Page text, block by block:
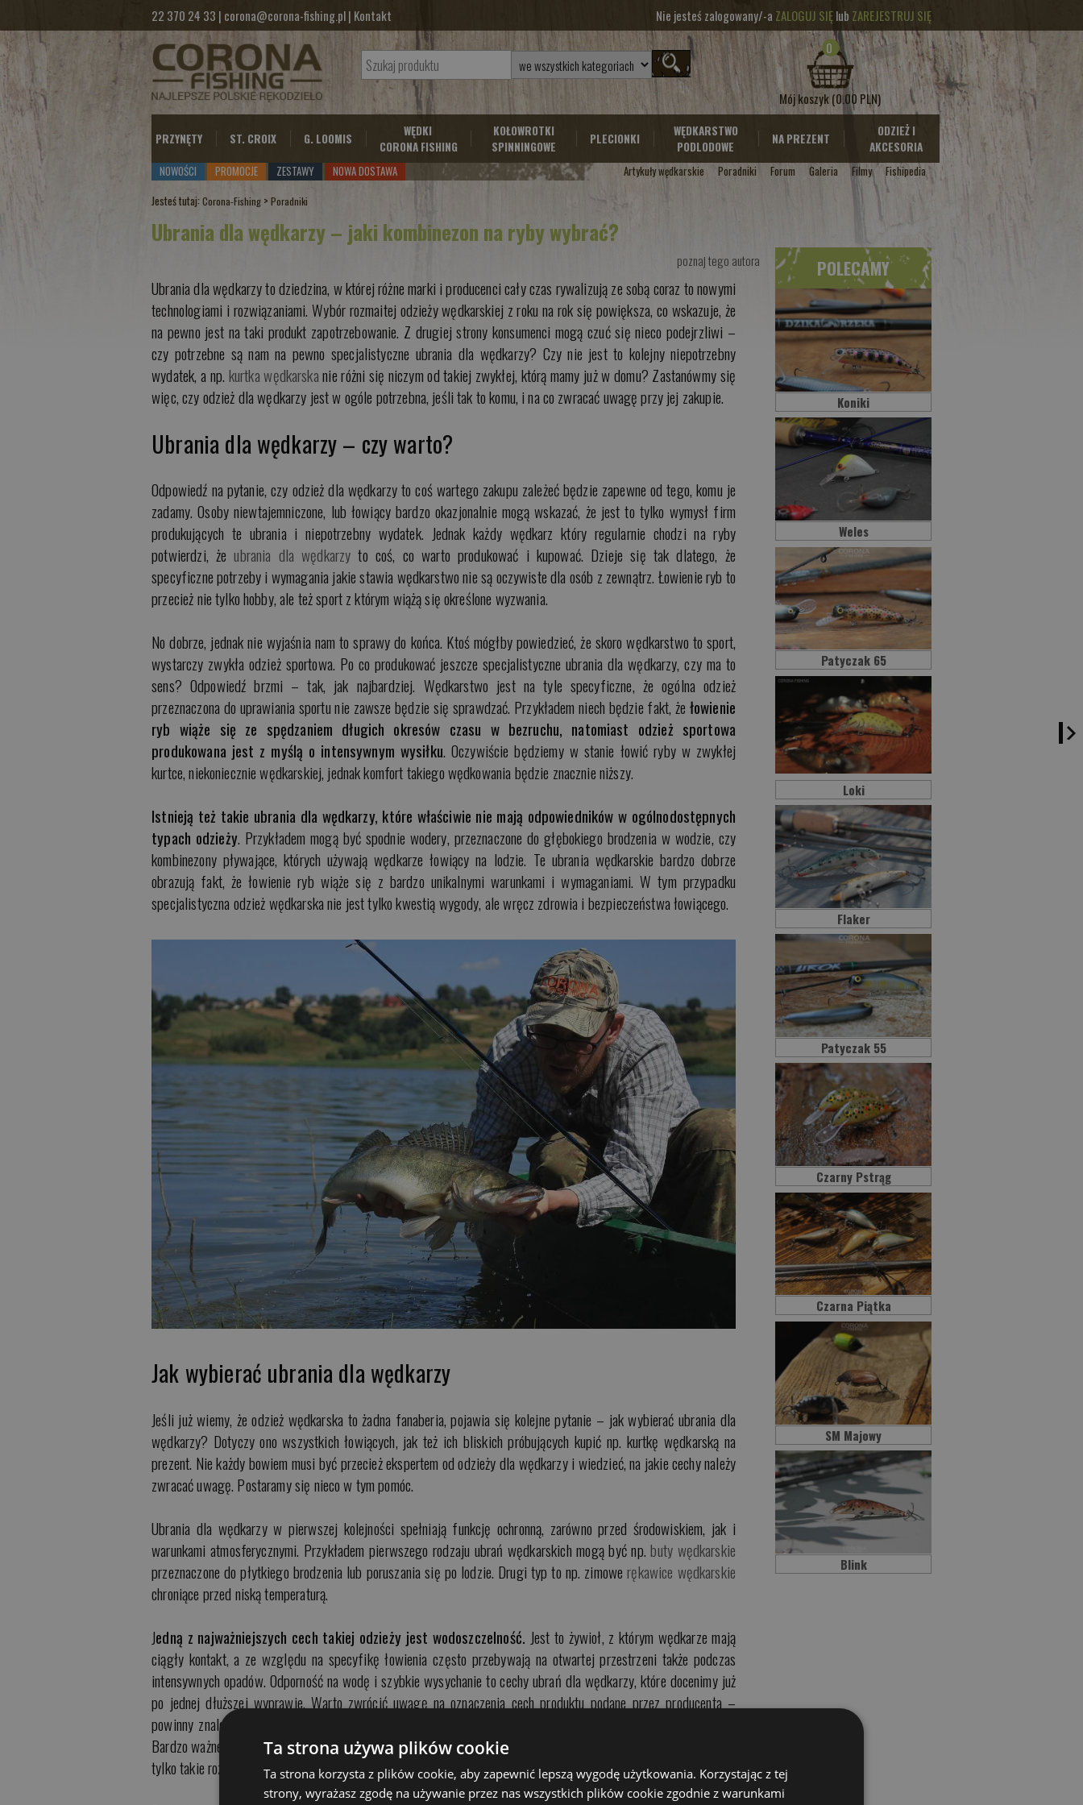
22 370 24 33 | corona@corona-fishing.pl| Kontakt Nie jesteś zalogowany/-a ZALOGUJ SIĘlub ZAREJESTRUJ SIĘ
0
Mój koszyk(0.00 PLN)
PRZYNĘTY ST. CROIX G. LOOMIS
WĘDKI
CORONA FISHING
KOŁOWROTKI
SPINNINGOWE
PLECIONKI
WĘDKARSTWO
PODLODOWE
NA PREZENT
ODZIEŻ I
AKCESORIA
NOWOŚCI
PROMOCJE ZESTAWY NOWA DOSTAWA Artykuły wędkarskie Poradniki Forum Galeria Filmy
Fishipedia
Jesteś tutaj: Corona-Fishing >Poradniki
Ubrania dla wędkarzy – jaki kombinezon na ryby wybrać?
poznaj tego autora
Ubrania dla wędkarzy to dziedzina, w której różne marki i producenci cały czas rywalizują ze sobą coraz to nowymi
technologiami i rozwiązaniami. Wybór rozmaitej odzieży wędkarskiej z roku na rok się powiększa, co wskazuje, że
na pewno jest na taki produkt zapotrzebowanie. Z drugiej strony konsumenci mogą czuć się nieco podejrzliwi –
czy potrzebne są nam na pewno specjalistyczne ubrania dla wędkarzy? Czy nie jest to kolejny niepotrzebny
wydatek, a np. kurtka wędkarskanie różni się niczym od takiej zwykłej, którą mamy już w domu? Zastanówmy się
więc, czy odzież dla wędkarzy jest w ogóle potrzebna, jeśli tak to komu, i na co zwracać uwagę przy jej zakupie.
Ubrania dla wędkarzy – czy warto?
Odpowiedź na pytanie, czy odzież dla wędkarzy to coś wartego zakupu zależeć będzie zapewne od tego, komu je
zadamy. Osoby niewtajemniczone, lub łowiący bardzo okazjonalnie mogą wskazać, że jest to tylko wymysł firm
produkujących te ubrania i niepotrzebny wydatek. Jednak każdy wędkarz który regularnie chodzi na ryby
potwierdzi, żeubrania dla wędkarzy to coś, co warto produkować i kupować. Dzieje się tak dlatego, że
specyficzne potrzeby i wymagania jakie stawia wędkarstwo nie są oczywiste dla osób z zewnątrz. Łowienie ryb to
przecież nie tylko hobby, ale też sport z którym wiążą się określone wyzwania.
No dobrze, jednak nie wyjaśnia nam to sprawy do końca. Ktoś mógłby powiedzieć, że skoro wędkarstwo to sport,
wystarczy zwykła odzież sportowa. Po co produkować jeszcze specjalistyczne ubrania dla wędkarzy, czy ma to
sens? Odpowiedź brzmi – tak, jak najbardziej. Wędkarstwo jest na tyle specyficzne, że ogólna odzież
przeznaczona do uprawiania sportu nie zawsze będzie się sprawdzać. Przykładem niech będzie fakt, że łowienie
ryb wiąże się ze spędzaniem długich okresów czasu w bezruchu, natomiast odzież sportowa
produkowana jest z myślą o intensywnym wysiłku. Oczywiście będziemy w stanie łowić ryby w zwykłej
kurtce, niekoniecznie wędkarskiej, jednak komfort takiego wędkowania będzie znacznie niższy.
Istnieją też takie ubrania dla wędkarzy, które właściwie nie mają odpowiedników w ogólnodostępnych
typach odzieży. Przykładem mogą być spodnie wodery, przeznaczone do głębokiego brodzenia w wodzie, czy
kombinezony pływające, których używają wędkarze łowiący na lodzie. Te ubrania wędkarskie bardzo dobrze
obrazują fakt, że łowienie ryb wiąże się z bardzo unikalnymi warunkami i wymaganiami. W tym przypadku
specjalistyczna odzież wędkarska nie jest tylko kwestią wygody, ale wręcz zdrowia i bezpieczeństwa łowiącego.
Jak wybierać ubrania dla wędkarzy
Jeśli już wiemy, że odzież wędkarska to żadna fanaberia, pojawia się kolejne pytanie – jak wybierać ubrania dla
wędkarzy? Dotyczy ono wszystkich łowiących, jak też ich bliskich próbujących kupić np. kurtkę wędkarską na
prezent. Nie każdy bowiem musi być przecież ekspertem od odzieży dla wędkarzy i wiedzieć, na jakie cechy należy
zwracać uwagę. Postaramy się nieco w tym pomóc.
Ubrania dla wędkarzy w pierwszej kolejności spełniają funkcję ochronną, zarówno przed środowiskiem, jak i
warunkami atmosferycznymi. Przykładem pierwszego rodzaju ubrań wędkarskich mogą być np.buty wędkarskie
przeznaczone do płytkiego brodzenia lub poruszania się po lodzie. Drugi typ to np. zimowerękawice wędkarskie
chroniące przed niską temperaturą.
Jedną z najważniejszych cech takiej odzieży jest wodoszczelność. Jest to żywioł, z którym wędkarze mają
ciągły kontakt, a ze względu na specyfikę łowienia często przebywają na otwartej przestrzeni także podczas
intensywnych opadów. Odporność na wodę i szybkie wysychanie to cechy ubrań dla wędkarzy, które docenimy już
po jednej dłuższej wyprawie. Warto zwrócić uwagę na oznaczenia cech produktu podane przez producenta –
powinny znaleźć się tam informacje na temat tego, do jakiego poziomu opadów jest przeznaczona dana odzież.
Bardzo ważne są też szwy/miejsca łączenia elementów naszych ubrań – powinny one być klejone a nie szyte, gdyż
tylko takie rozwiązanie jest w stanie zapewnić pełną wodoszczelność.
POLECAMY
Koniki
Weles
Patyczak 65
Loki
Flaker
Patyczak 55
Czarny Pstrąg
Czarna Piątka
SM Majowy
Blink
Ta strona używa plików cookie
Ta strona korzysta z plików cookie, aby zapewnić lepszą wygodę użytkowania. Korzystając z tej
strony, wyrażasz zgodę na używanie przez nas wszystkich plików cookie zgodnie z warunkami